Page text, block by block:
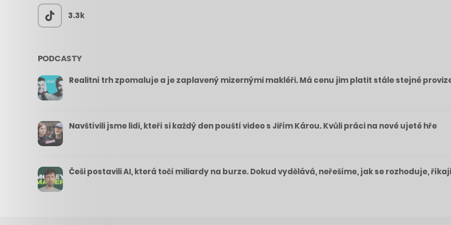
3.3k
PODCASTY
Realitní trh zpomaluje a je zaplavený mizernými makléři. Má cenu jim platit stále stejné
Navštívili jsme lidi, kteří si každý den pouští video s Jiřím Károu. Kvůli práci na nové ujeté hře
Češi postavili AI, která točí miliardy na burze. Dokud vydělává, neřešíme, jak se rozhoduje,